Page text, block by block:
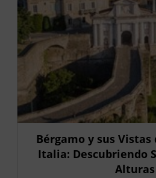
Bérgamo y sus Vistas
Italia: Descubriendo
Alturas